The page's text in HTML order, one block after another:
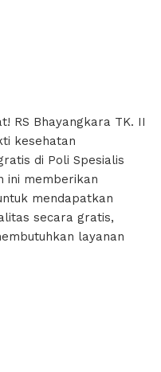
RS Bhayangkara TK. II
kesehatan
di Poli Spesialis
ini memberikan
mendapatkan
secara gratis,
layanan